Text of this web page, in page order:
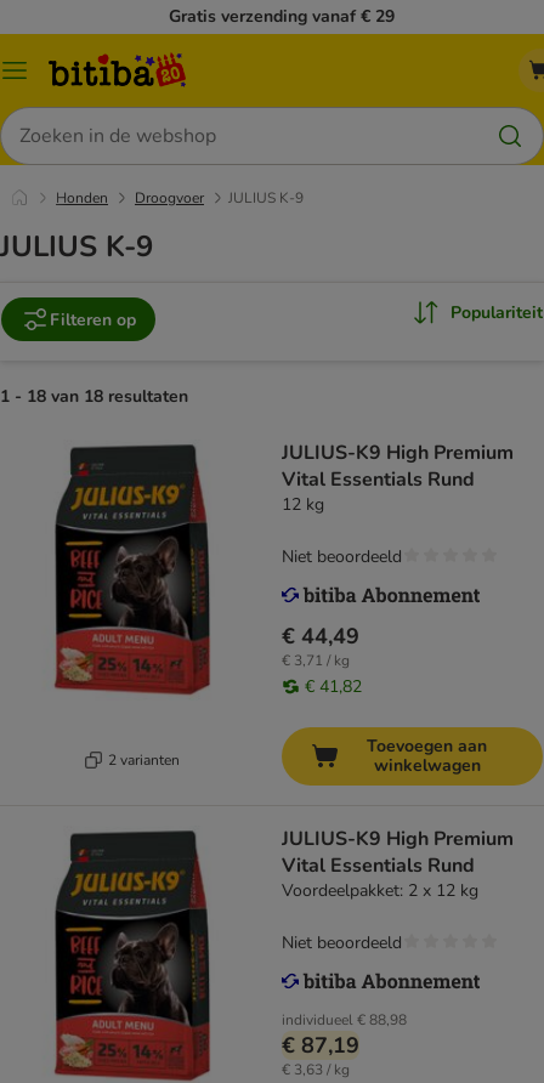
Gratis verzending vanaf € 29
Catalogusmenu
Zoeken
Honden Droogvoer JULIUS K-9
JULIUS K-9
Filteren op Populariteit
1 - 18 van 18 resultaten
2 varianten
JULIUS-K9 High Premium
Vital Essentials Rund
12 kg
€ 44,49
€ 3,71 / kg
€ 41,82
Niet beoordeeld
Toevoegen aan
winkelwagen
JULIUS-K9 High Premium
Vital Essentials Rund
Voordeelpakket: 2 x 12 kg
individueel€ 88,98
€ 87,19
€ 3,63 / kg
Niet beoordeeld